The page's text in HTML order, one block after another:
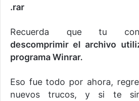
.rar
Recuerda que tu
descomprimir el archivo
programa Winrar.
Eso fue todo por ahora,
nuevos trucos, y si te